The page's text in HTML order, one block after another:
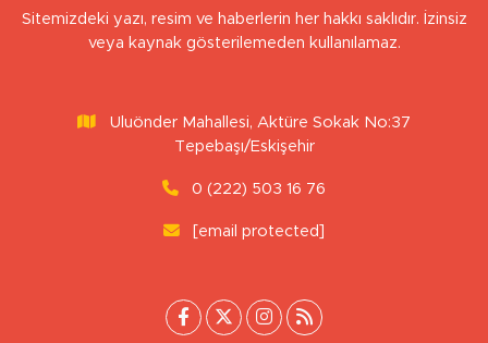
Sitemizdeki yazı, resim ve haberlerin her hakkı saklıdır. İzinsiz
veya kaynak gösterilemeden kullanılamaz.
Uluönder Mahallesi, Aktüre Sokak No:37
Tepebaşı/Eskişehir
0 (222) 503 16 76
[email protected]